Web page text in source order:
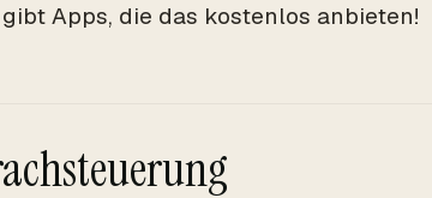
Apps, die das kostenlos anbieten!